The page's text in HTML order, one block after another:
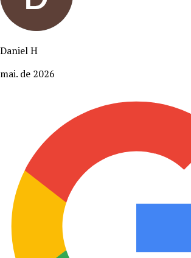
Daniel H
mai. de 2026